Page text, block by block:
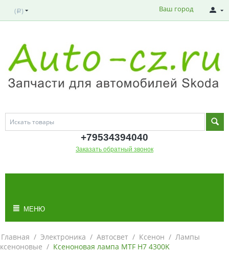
( Р ) Ваш город
+79534394040
Заказать обратный звонок
МЕНЮ
Главная / Электроника / Автосвет / Ксенон / Лампы
ксеноновые / Ксеноновая лампа MTF H7 4300K